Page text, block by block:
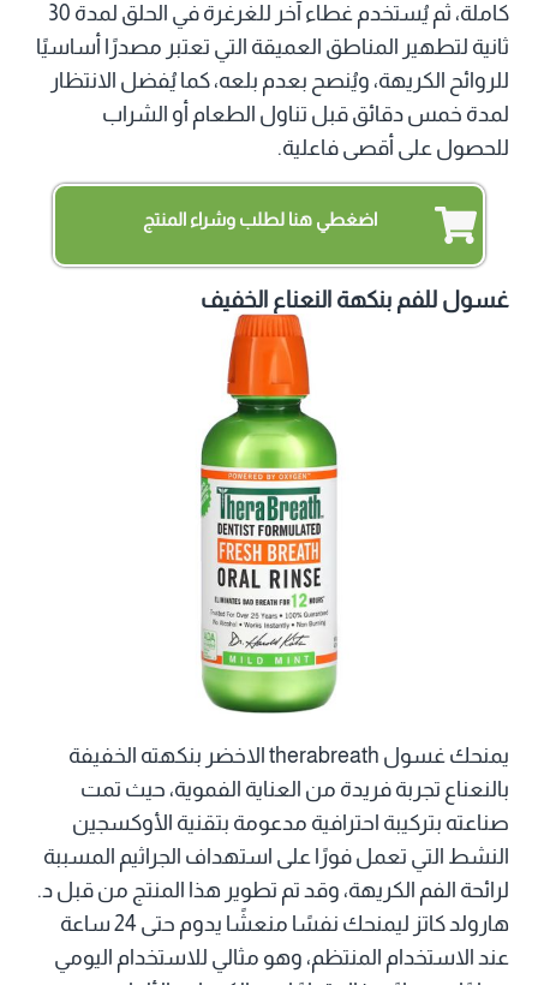
كاملة، ثم يُستخدم غطاء آخر للغرغرة في الحلق لمدة 30
ثانية لتطهير المناطق العميقة التي تعتبر مصدرًا أساسيًا
للروائح الكريهة، ويُنصح بعدم بلعه، كما يُفضل الانتظار
لمدة خمس دقائق قبل تناول الطعام أو الشراب
للحصول على أقصى فاعلية.
اضغطي هنا لطلب وشراء المنتج
غسول للفم بنكهة النعناع الخفيف
يمنحك غسول therabreath الاخضر بنكهته الخفيفة
بالنعناع تجربة فريدة من العناية الفموية، حيث تمت
صناعته بتركيبة احترافية مدعومة بتقنية الأوكسجين
النشط التي تعمل فورًا على استهداف الجراثيم المسببة
لرائحة الفم الكريهة، وقد تم تطوير هذا المنتج من قبل د.
هارولد كاتز ليمنحك نفسًا منعشًا يدوم حتى 24 ساعة
عند الاستخدام المنتظم، وهو مثالي للاستخدام اليومي